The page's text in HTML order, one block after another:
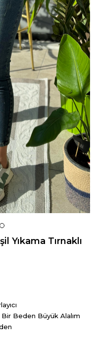
Yıkama Tırnaklı
Bir Beden Büyük Alalım